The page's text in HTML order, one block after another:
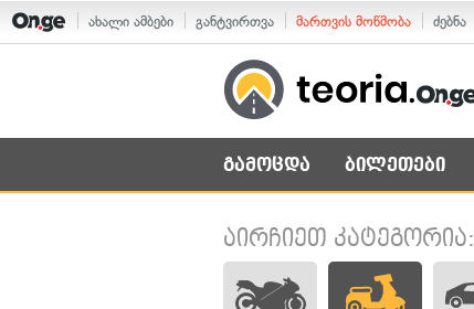
ახალი ამბები განტვირთვა მართვის მოწმობა ძებნა
გამოცდა ბილეთები
აირჩიეთ კატეგორია: